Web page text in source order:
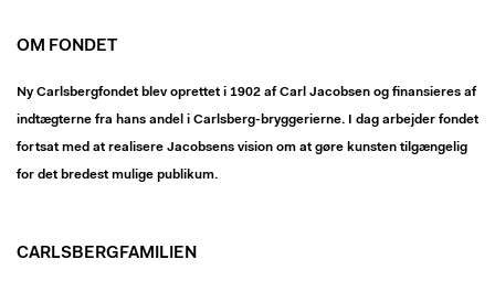
OM FONDET
Ny Carlsbergfondet blev oprettet i 1902 af Carl Jacobsen og finansieres af
indtægterne fra hans andel i Carlsberg-bryggerierne. I dag arbejder fondet
fortsat med at realisere Jacobsens vision om at gøre kunsten tilgængelig
for det bredest mulige publikum.
CARLSBERGFAMILIEN